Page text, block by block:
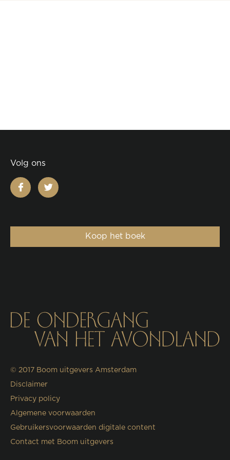
Volg ons
facebooktwitter
Koop het boek
© 2017 Boom uitgevers Amsterdam
Disclaimer
Privacy policy
Algemene voorwaarden
Gebruikersvoorwaarden digitale content
Contact met Boom uitgevers